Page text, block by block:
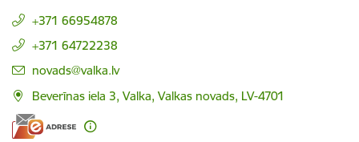
+371 66954878
+371 64722238
E-pasts:
novads@valka.lv
Beverīnas iela 3, Valka, Valkas novads, LV-4701